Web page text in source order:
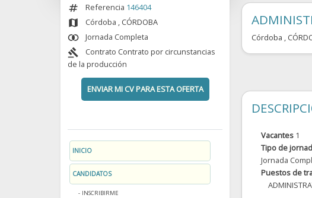
numbers Referencia 146404
map Córdoba , CÓRDOBA
join_inner Jornada Completa
gavel
Contrato Contrato por circunstancias
de la producción
ENVIAR MI CV PARA ESTA OFERTA
INICIO
CANDIDATOS
INSCRIBIRME
Córdoba ,
Vacantes 1
Tipo de
Jornada
Puestos de